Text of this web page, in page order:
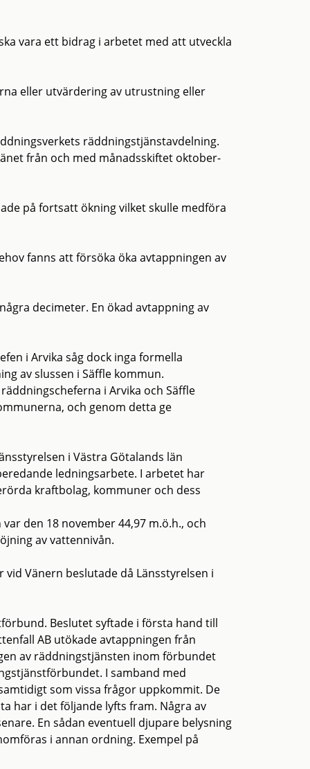
vara ett bidrag i arbetet med att utveckla
eller utvärdering av utrustning eller
räddningstjänstavdelning.
från och med månadsskiftet oktober-
på fortsatt ökning vilket skulle medföra
fanns att försöka öka avtappningen av
decimeter. En ökad avtappning av
i Arvika såg dock inga formella
av slussen i Säffle kommun.
i Arvika och Säffle
och genom detta ge
i Västra Götalands län
ledningsarbete. I arbetet har
kraftbolag, kommuner och dess
den 18 november 44,97 m.ö.h., och
av vattennivån.
Vänern beslutade då Länsstyrelsen i
Beslutet syftade i första hand till
AB utökade avtappningen från
av räddningstjänsten inom förbundet
I samband med
som vissa frågor uppkommit. De
har i det följande lyfts fram. Några av
En sådan eventuell djupare belysning
i annan ordning. Exempel på